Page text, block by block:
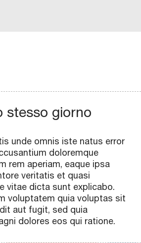
stesso giorno
unde omnis iste natus error
doloremque
rem aperiam, eaque ipsa
veritatis et quasi
vitae dicta sunt explicabo.
voluptatem quia voluptas sit
aut fugit, sed quia
dolores eos qui ratione.